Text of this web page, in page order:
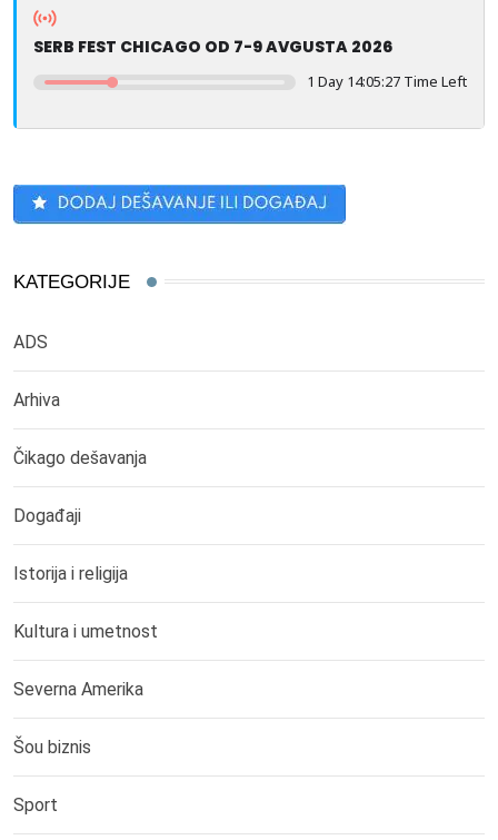
SERB FEST CHICAGO OD 7-9 AVGUSTA 2026
1 Day 14:05:26 Time Left
KATEGORIJE
ADS
Arhiva
Čikago dešavanja
Događaji
Istorija i religija
Kultura i umetnost
Severna Amerika
Šou biznis
Sport